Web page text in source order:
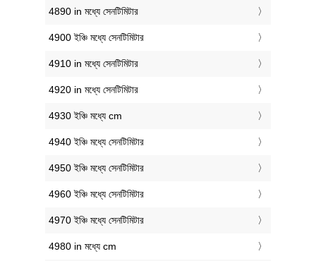
4890 in মধ্যে সেনটিমিটার
4900 ইঞ্চি মধ্যে সেনটিমিটার
4910 in মধ্যে সেনটিমিটার
4920 in মধ্যে সেনটিমিটার
4930 ইঞ্চি মধ্যে cm
4940 ইঞ্চি মধ্যে সেনটিমিটার
4950 ইঞ্চি মধ্যে সেনটিমিটার
4960 ইঞ্চি মধ্যে সেনটিমিটার
4970 ইঞ্চি মধ্যে সেনটিমিটার
4980 in মধ্যে cm